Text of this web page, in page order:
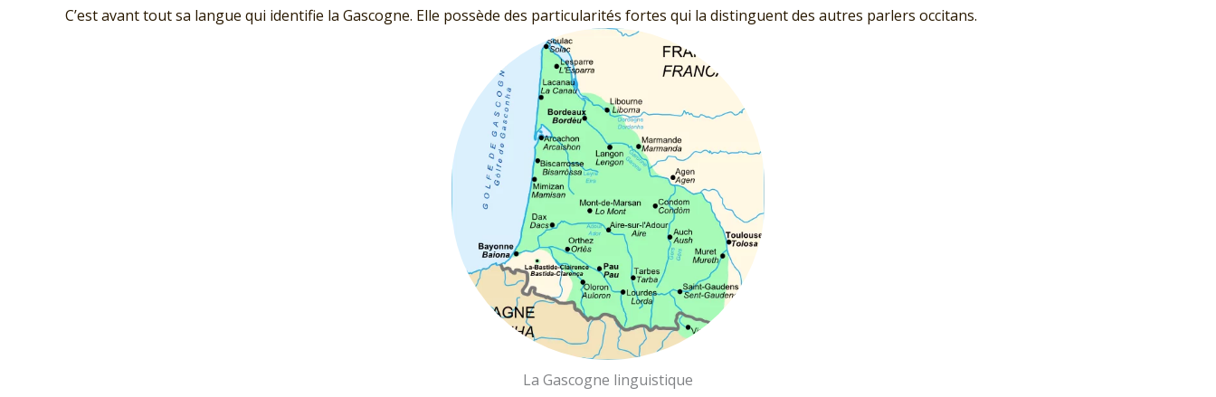
C’est avant tout sa langue qui identifie la Gascogne. Elle possède des particularités fortes qui la distinguent des autres parlers occitans.
La Gascogne linguistique